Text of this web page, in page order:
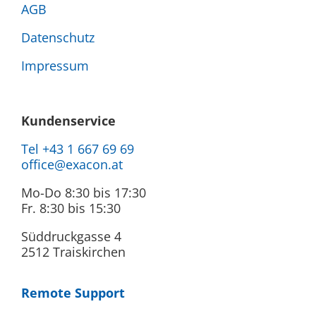
AGB
Datenschutz
Impressum
Kundenservice
Tel +43 1 667 69 69
office@exacon.at
Mo-Do 8:30 bis 17:30
Fr. 8:30 bis 15:30
Süddruckgasse 4
2512 Traiskirchen
Remote Support